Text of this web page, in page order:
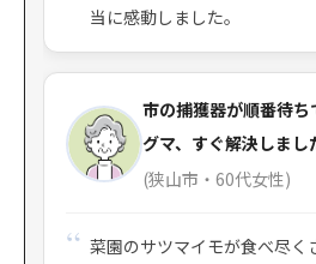
当に感動しました。
市の捕獲器が順番待
グマ、すぐ解決しまし
(狭山市・60代女性)
菜園のサツマイモが食べ尽く